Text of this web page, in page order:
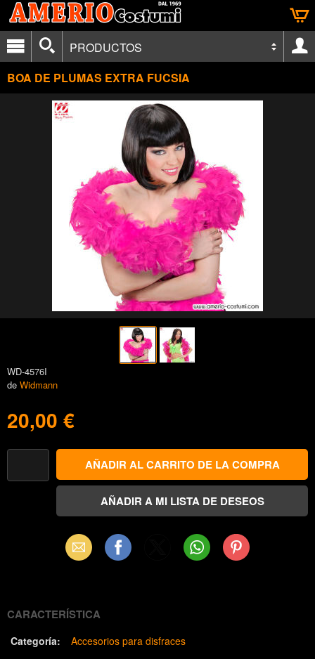
PRODUCTOS
BOA DE PLUMAS EXTRA FUCSIA
WD-4576I
de Widmann
20,00 €
Email Facebook WhatsAppPinterest
CARACTERÍSTICA
Categoría: Accesorios para disfraces